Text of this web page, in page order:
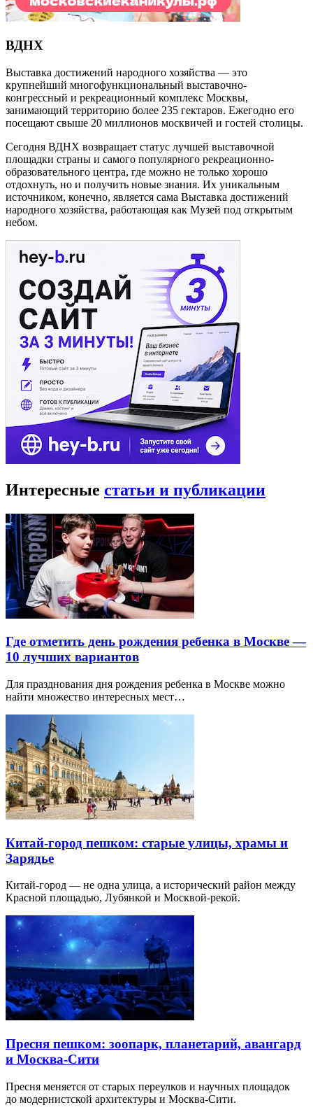
ВДНХ
Выставка достижений народного хозяйства — это
крупнейший многофункциональный выставочно-
конгрессный и рекреационный комплекс Москвы,
занимающий территорию более 235 гектаров. Ежегодно его
посещают свыше 20 миллионов москвичей и гостей столицы.
Сегодня ВДНХ возвращает статус лучшей выставочной
площадки страны и самого популярного рекреационно-
образовательного центра, где можно не только хорошо
отдохнуть, но и получить новые знания. Их уникальным
источником, конечно, является сама Выставка достижений
народного хозяйства, работающая как Музей под открытым
небом.
Интересные статьи и публикации
Где отметить день рождения ребенка в Москве —
10 лучших вариантов
Для празднования дня рождения ребенка в Москве можно
найти множество интересных мест…
Китай-город пешком: старые улицы, храмы и
Зарядье
Китай-город — не одна улица, а исторический район между
Красной площадью, Лубянкой и Москвой-рекой.
Пресня пешком: зоопарк, планетарий, авангард
и Москва-Сити
Пресня меняется от старых переулков и научных площадок
до модернистской архитектуры и Москва-Сити.